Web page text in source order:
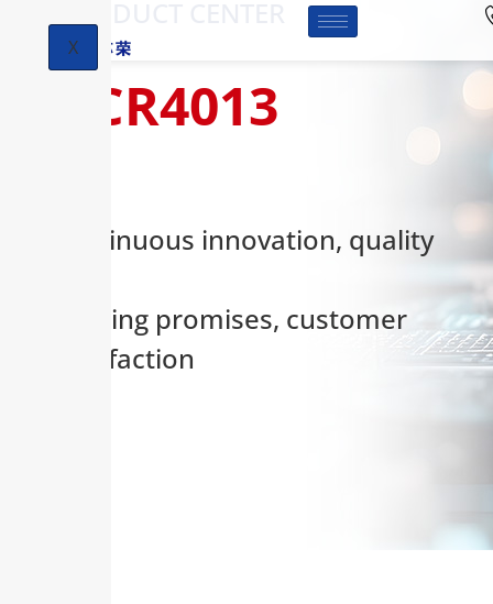
X
HCR4013
Continuous innovation, quality
keeping promises, customer
satisfaction